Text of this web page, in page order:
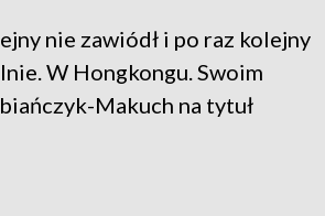
nie zawiódł i po raz kolejny
W Hongkongu. Swoim
Makuch na tytuł